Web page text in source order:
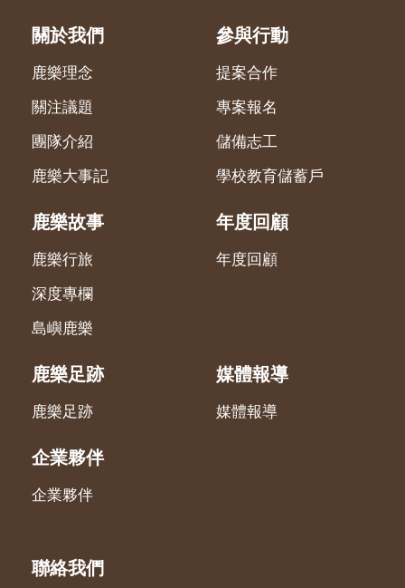
關於我們
鹿樂理念
關注議題
團隊介紹
鹿樂大事記
參與行動
提案合作
專案報名
儲備志工
學校教育儲蓄戶
鹿樂故事
鹿樂行旅
深度專欄
島嶼鹿樂
年度回顧
年度回顧
鹿樂足跡
鹿樂足跡
媒體報導
媒體報導
企業夥伴
企業夥伴
聯絡我們